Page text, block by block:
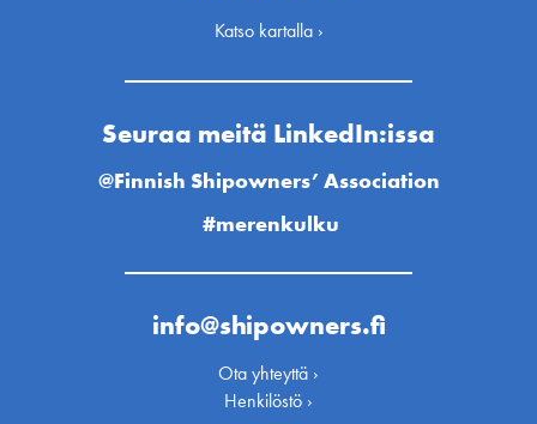
Katso kartalla ›
Seuraa meitä LinkedIn:issa
@Finnish Shipowners’ Association
#merenkulku
info@shipowners.fi
Ota yhteyttä ›
Henkilöstö ›